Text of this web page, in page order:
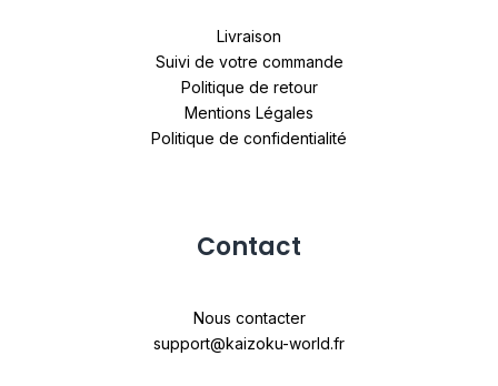
Livraison
Suivi de votre commande
Politique de retour
Mentions Légales
Politique de confidentialité
Contact
Nous contacter
support@kaizoku-world.fr